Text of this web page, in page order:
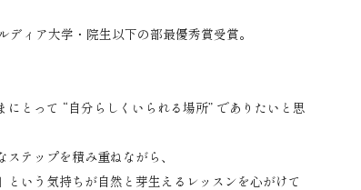
ディア大学・院生以下の部最優秀賞受賞。
にとって “自分らしくいられる場所” でありたいと思
テップを積み重ねながら、
という気持ちが自然と芽生えるレッスンを心がけて